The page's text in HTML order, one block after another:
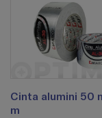
Cinta alumini 50
m